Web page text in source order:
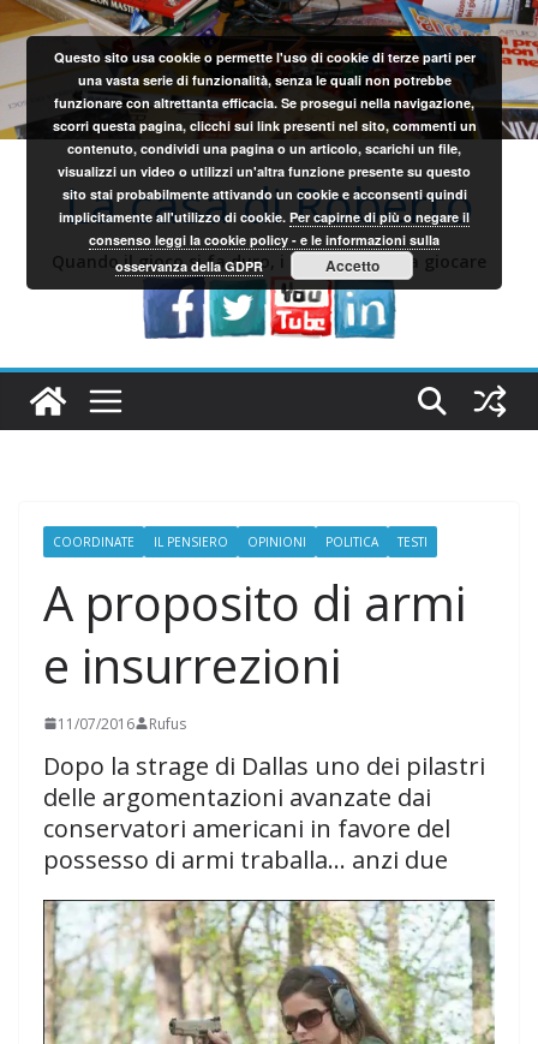
Salta
al
contenuto
La casa di Roberto
Quando il gioco si fa duro, i sardi iniziano a giocare
COORDINATE IL PENSIERO OPINIONI POLITICA TESTI
A proposito di armi
e insurrezioni
11/07/2016 Rufus
Dopo la strage di Dallas uno dei pilastri
delle argomentazioni avanzate dai
conservatori americani in favore del
possesso di armi traballa… anzi due
Questo sito usa cookie o permette l'uso di cookie di terze parti per
una vasta serie di funzionalità, senza le quali non potrebbe
funzionare con altrettanta efficacia. Se prosegui nella navigazione,
scorri questa pagina, clicchi sui link presenti nel sito, commenti un
contenuto, condividi una pagina o un articolo, scarichi un file,
visualizzi un video o utilizzi un'altra funzione presente su questo
sito stai probabilmente attivando un cookie e acconsenti quindi
implicitamente all'utilizzo di cookie.Per capirne di più o negare il
consenso leggi la cookie policy - e le informazioni sulla
osservanza della GDPR
Accetto